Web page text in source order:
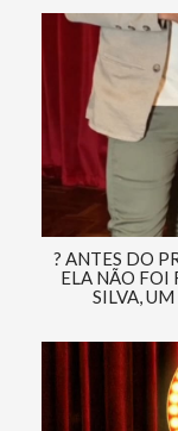
? ANTES DO
ELA NÃO FOI
SILVA,